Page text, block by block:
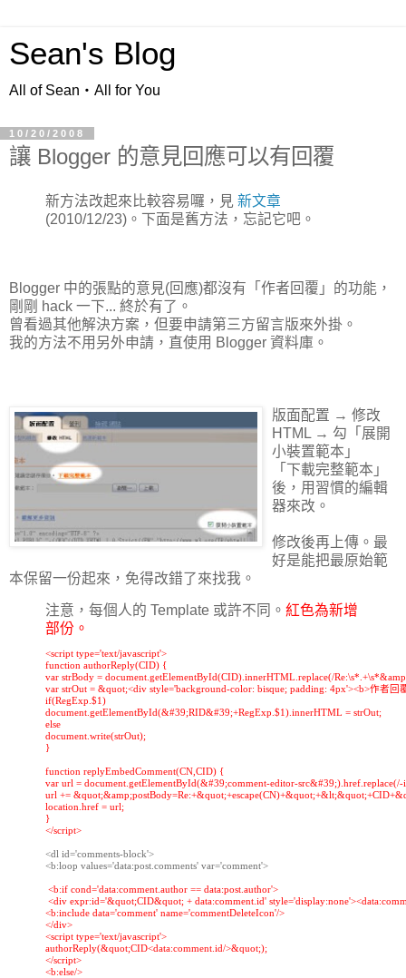
Sean's Blog
All of Sean‧All for You
10/20/2008
讓 Blogger 的意見回應可以有回覆
新方法改起來比較容易囉，見 新文章
(2010/12/23)。下面是舊方法，忘記它吧。
Blogger 中的張點的意見(回應)都沒有「作者回覆」的功能，
剛剛 hack 一下... 終於有了。
曾看過其他解決方案，但要申請第三方留言版來外掛。
我的方法不用另外申請，直使用 Blogger 資料庫。
版面配置 → 修改
HTML → 勾「展開
小裝置範本」
「下載完整範本」
後，用習慣的編輯
器來改。
修改後再上傳。最
好是能把最原始範
本保留一份起來，免得改錯了來找我。
注意，每個人的 Template 或許不同。 紅色為新增
部份。
<script type='text/javascript'>
function authorReply(CID) {
var strBody = document.getElementById(CID).innerHTML.replace(/
var strOut = &quot;<div style='background-color: bisque; padding: 4px'><b>作者
if(RegExp.$1)
document.getElementById(&#39;RID&#39;+RegExp.$1).innerHTML = strOut;
else
document.write(strOut);
}
function replyEmbedComment(CN,CID) {
var url = document.getElementById(&#39;comment-editor-src&#39;).href.replace(/-
url +=
location.href = url;
}
</script>
<dl id='comments-block'>
<b:if cond='data:comment.author == data:post.author'
<div expr:id='&quot;CID&quot; + data:comment.id'
<b:include data='comment' name='commentDeleteIcon'/>
</div>
<script type='text/javascript'>
authorReply(&quot;CID<data:comment.id/>&quot;);
</script>